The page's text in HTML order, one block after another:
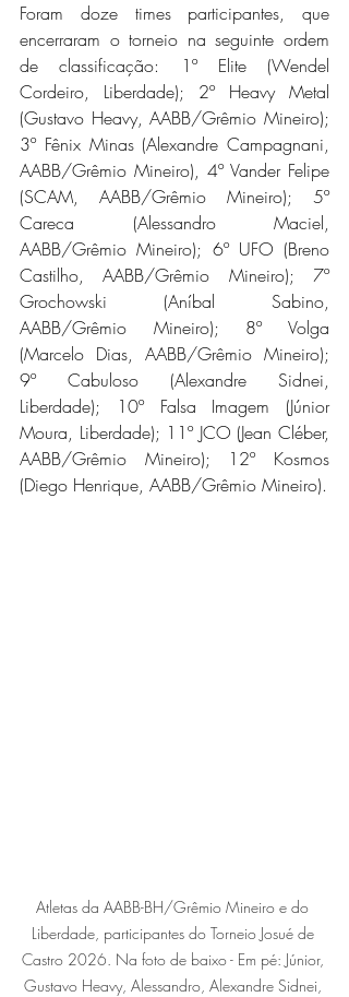
Foram doze times participantes, que
encerraram o torneio na seguinte ordem
de classificação: 1º Elite (Wendel
Cordeiro, Liberdade); 2º Heavy Metal
(Gustavo Heavy, AABB/Grêmio Mineiro);
3º Fênix Minas (Alexandre Campagnani,
AABB/Grêmio Mineiro), 4º Vander Felipe
(SCAM, AABB/Grêmio Mineiro); 5º
Careca (Alessandro Maciel,
AABB/Grêmio Mineiro); 6º UFO (Breno
Castilho, AABB/Grêmio Mineiro); 7º
Grochowski (Aníbal Sabino,
AABB/Grêmio Mineiro); 8º Volga
(Marcelo Dias, AABB/Grêmio Mineiro);
9º Cabuloso (Alexandre Sidnei,
Liberdade); 10º Falsa Imagem (Júnior
Moura, Liberdade); 11º JCO (Jean Cléber,
AABB/Grêmio Mineiro); 12º Kosmos
(Diego Henrique, AABB/Grêmio Mineiro).
Atletas da AABB-BH/Grêmio Mineiro e do
Liberdade, participantes do Torneio Josué de
Castro 2026. Na foto de baixo - Em pé: Júnior,
Gustavo Heavy, Alessandro, Alexandre Sidnei,